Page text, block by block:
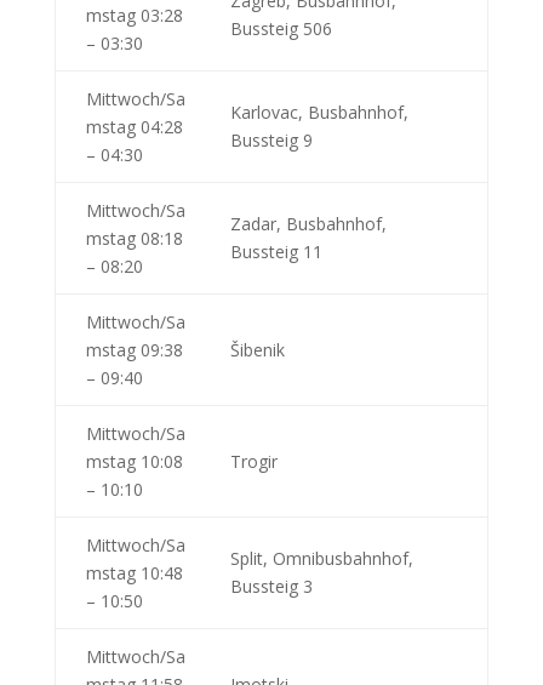
mstag 03:28
– 03:30
Bussteig 506
Mittwoch/Sa
mstag 04:28
– 04:30
Karlovac, Busbahnhof,
Bussteig 9
Mittwoch/Sa
mstag 08:18
– 08:20
Zadar, Busbahnhof,
Bussteig 11
Mittwoch/Sa
mstag 09:38
– 09:40
Šibenik
Mittwoch/Sa
mstag 10:08
– 10:10
Trogir
Mittwoch/Sa
mstag 10:48
– 10:50
Split, Omnibusbahnhof,
Bussteig 3
Mittwoch/Sa